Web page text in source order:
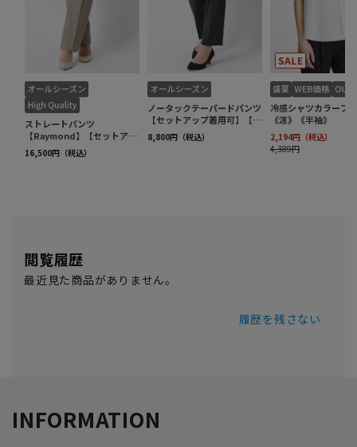
閲覧履歴
最近見た商品がありません。
履歴を残さない
INFORMATION